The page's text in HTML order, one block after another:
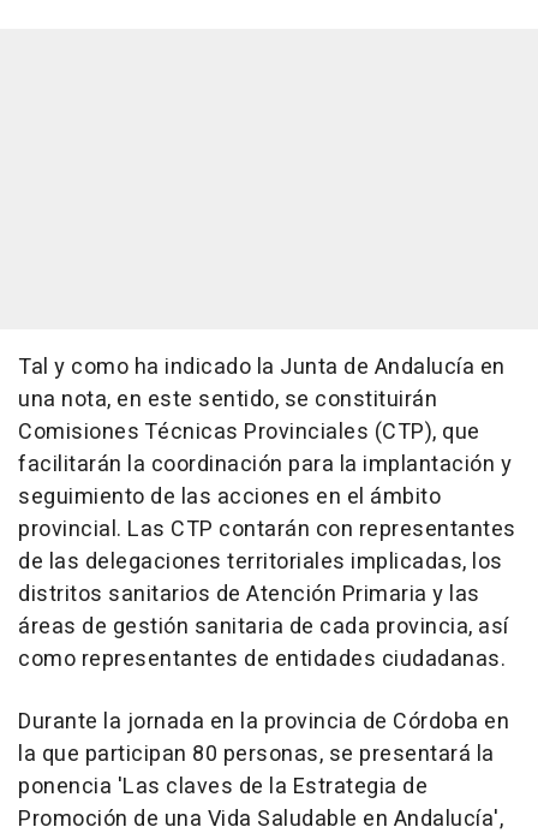
Tal y como ha indicado la Junta de Andalucía en
una nota, en este sentido, se constituirán
Comisiones Técnicas Provinciales (CTP), que
facilitarán la coordinación para la implantación y
seguimiento de las acciones en el ámbito
provincial. Las CTP contarán con representantes
de las delegaciones territoriales implicadas, los
distritos sanitarios de Atención Primaria y las
áreas de gestión sanitaria de cada provincia, así
como representantes de entidades ciudadanas.
Durante la jornada en la provincia de Córdoba en
la que participan 80 personas, se presentará la
ponencia 'Las claves de la Estrategia de
Promoción de una Vida Saludable en Andalucía',